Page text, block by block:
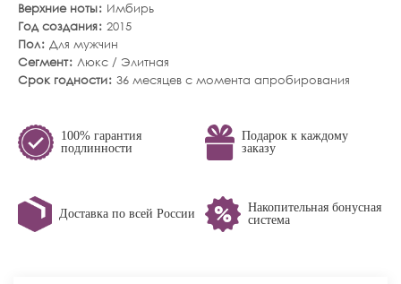
Верхние ноты
Имбирь
Год создания 2015
Пол Для мужчин
Сегмент Люкс / Элитная
Срок годности 36 месяцев с момента апробирования
100% гарантия
подлинности
Подарок к каждому
заказу
Доставка по всей России
Накопительная бонусная
система